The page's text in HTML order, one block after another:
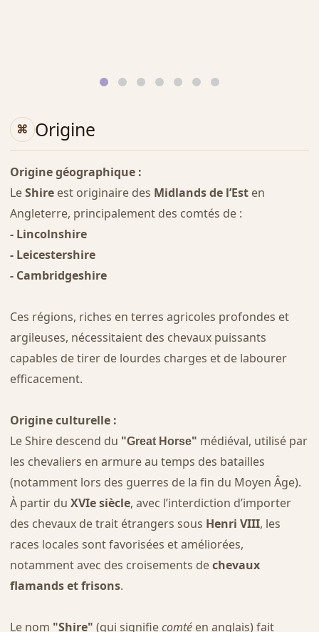
Origine
Origine géographique :
LeShireest originaire des Midlands de l’Esten
Angleterre, principalement des comtés de :
- Lincolnshire
- Leicestershire
- Cambridgeshire
Ces régions, riches en terres agricoles profondes et
argileuses, nécessitaient des chevaux puissants
capables de tirer de lourdes charges et de labourer
efficacement.
Origine culturelle :
Le Shire descend du "Great Horse" médiéval, utilisé par
les chevaliers en armure au temps des batailles
(notamment lors des guerres de la fin du Moyen Âge).
À partir du XVIe siècle, avec l’interdiction d’importer
des chevaux de trait étrangers sous Henri VIII, les
races locales sont favorisées et améliorées,
notamment avec des croisements dechevaux
flamands et frisons.
Le nom "Shire" (qui signifiecomtéen anglais) fait